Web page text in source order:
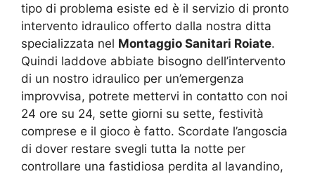
tipo di problema esiste ed è il servizio di pronto
intervento idraulico offerto dalla nostra ditta
specializzata nel Montaggio Sanitari Roiate.
Quindi laddove abbiate bisogno dell’intervento
di un nostro idraulico per un’emergenza
improvvisa, potrete mettervi in contatto con noi
24 ore su 24, sette giorni su sette, festività
comprese e il gioco è fatto. Scordate l’angoscia
di dover restare svegli tutta la notte per
controllare una fastidiosa perdita al lavandino,